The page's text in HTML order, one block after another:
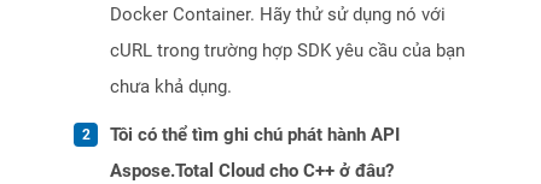
Docker Container. Hãy thử sử dụng nó với
cURL trong trường hợp SDK yêu cầu của bạn
chưa khả dụng.
Tôi có thể tìm ghi chú phát hành API
Aspose.Total Cloud cho C++ ở đâu?